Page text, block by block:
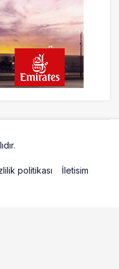
köpeklerle girdi: 3
politikası İletisim